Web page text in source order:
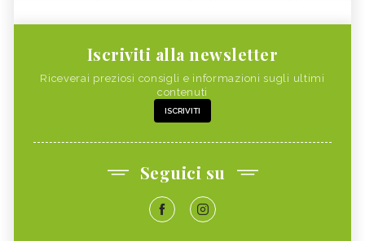
Iscriviti alla newsletter
Riceverai preziosi consigli e informazioni sugli ultimi
contenuti
ISCRIVITI
Seguici su